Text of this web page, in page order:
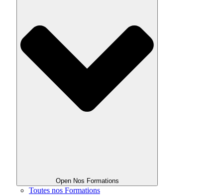
Open Nos Formations
Toutes nos Formations